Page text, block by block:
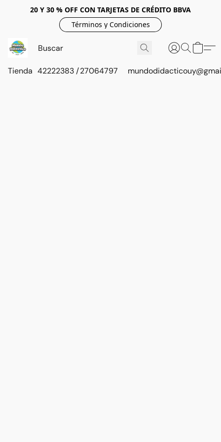
20 Y 30 % OFF CON TARJETAS DE CRÉDITO BBVA
Términos y Condiciones
Tienda 42222383 / 27064797